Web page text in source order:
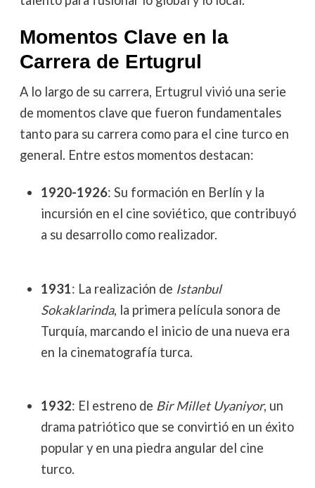
Momentos Clave en la
Carrera de Ertugrul
A lo largo de su carrera, Ertugrul vivió una serie
de momentos clave que fueron fundamentales
tanto para su carrera como para el cine turco en
general. Entre estos momentos destacan:
1920-1926: Su formación en Berlín y la
incursión en el cine soviético, que contribuyó
a su desarrollo como realizador.
1931: La realización de Istanbul
Sokaklarinda, la primera película sonora de
Turquía, marcando el inicio de una nueva era
en la cinematografía turca.
1932: El estreno de Bir Millet Uyaniyor, un
drama patriótico que se convirtió en un éxito
popular y en una piedra angular del cine
turco.